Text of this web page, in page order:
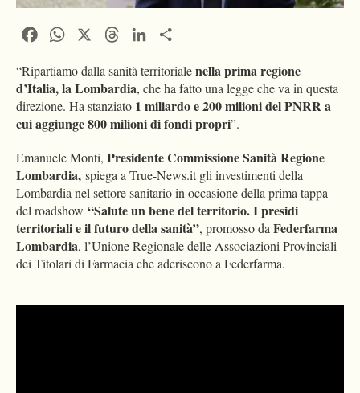
FacebookWhatsApp ThreadsLinkedIn
“Ripartiamo dalla sanità territorialenella prima regione
d’Italia, la Lombardia, che ha fatto una legge che va in questa
direzione. Ha stanziato 1 miliardo e 200 milioni del PNRR a
cui aggiunge 800 milioni di fondi propri”.
Emanuele Monti, Presidente Commissione Sanità Regione
Lombardia, spiega a True-News.it gli investimenti della
Lombardia nel settore sanitario in occasione della prima tappa
del roadshow “Salute un bene del territorio. I presidi
territoriali e il futuro della sanità”, promosso daFederfarma
Lombardia, l’Unione Regionale delle Associazioni Provinciali
dei Titolari di Farmacia che aderiscono a Federfarma.